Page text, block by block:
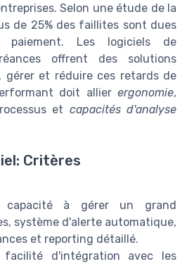
Selon une étude de la
de 25% des faillites sont dues
Les logiciels de
offrent des solutions
gérer et réduire ces retards de
doit allier ergonomie,
et capacités d'analyse
Critères
à gérer un grand
système d'alerte automatique,
et reporting détaillé.
d'intégration avec les